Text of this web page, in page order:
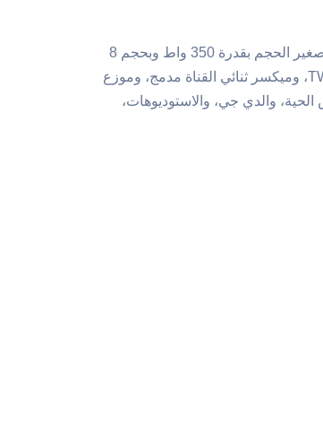
ألتو بروفيشنال TX408 هو مكبر صوت نشط صغير الحجم بقدرة 350 واط وبحجم 8
بوصة مع بلوتوث™، وربط ستيريو لاسلكي TWS، وميكسر ثنائي القناة مدمج، وموزع
والدي جي، والاستوديوهات،